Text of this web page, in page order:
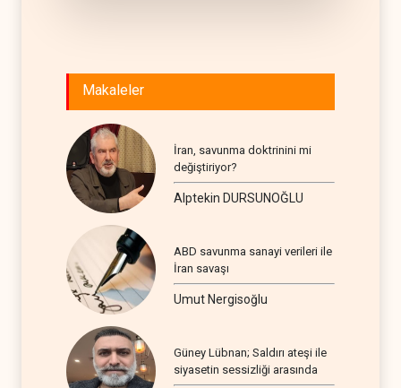
Makaleler
İran, savunma doktrinini mi
değiştiriyor?
Alptekin DURSUNOĞLU
ABD savunma sanayi verileri ile
İran savaşı
Umut Nergisoğlu
Güney Lübnan; Saldırı ateşi ile
siyasetin sessizliği arasında